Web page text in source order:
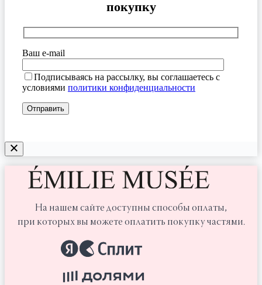
покупку
Ваш e-mail
Подписываясь на рассылку, вы соглашаетесь с
условиями политики конфиденциальности
На нашем сайте доступны способы оплаты,
при которых вы можете оплатить покупку частями.